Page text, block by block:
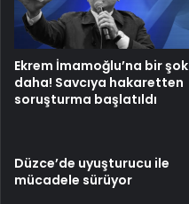
Ekrem İmamoğlu’na bir şok
daha! Savcıya hakaretten
soruşturma başlatıldı
Düzce’de uyuşturucu ile
mücadele sürüyor